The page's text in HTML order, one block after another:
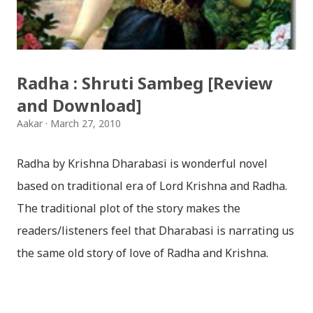
surya (रचनाकार: गोपाल प्रसाद रिमाल, गायक: फत्तेमान, संगीत:
अम्बर गुरुङ) Download: सयथरि बाजा एउटै ताल / saya thari
मरेपनि मेरो देश बाँचिराखोस / ma marepan...
Radha : Shruti Sambeg [Review
and Download]
Aakar March 27, 2010
Radha by Krishna Dharabasi is wonderful novel
based on traditional era of Lord Krishna and Radha.
The traditional plot of the story makes the
readers/listeners feel that Dharabasi is narrating us
the same old story of love of Radha and Krishna.